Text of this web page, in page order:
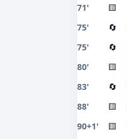
71' 🟨
75' 🔄
75' 🔄
80' 🟨
83' 🔄
88' 🟨
90+1' 🟨